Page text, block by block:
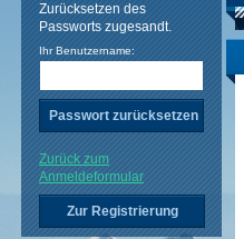
Zurücksetzen des
Passworts zugesandt.
Ihr Benutzername:
Zurück zum
Anmeldeformular
Zur Registrierung